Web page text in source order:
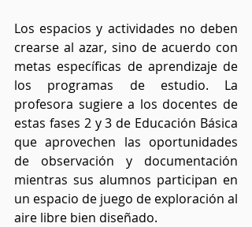
Los espacios y actividades no deben
crearse al azar, sino de acuerdo con
metas específicas de aprendizaje de
los programas de estudio. La
profesora sugiere a los docentes de
estas fases 2 y 3 de Educación Básica
que aprovechen las oportunidades
de observación y documentación
mientras sus alumnos participan en
un espacio de juego de exploración al
aire libre bien diseñado.